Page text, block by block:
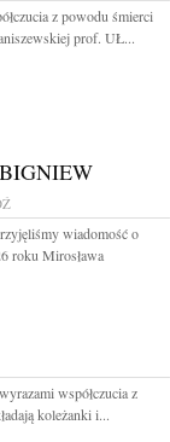
z powodu śmierci
prof. UŁ...
wiadomość o
roku Mirosława
współczucia z
koleżanki i...